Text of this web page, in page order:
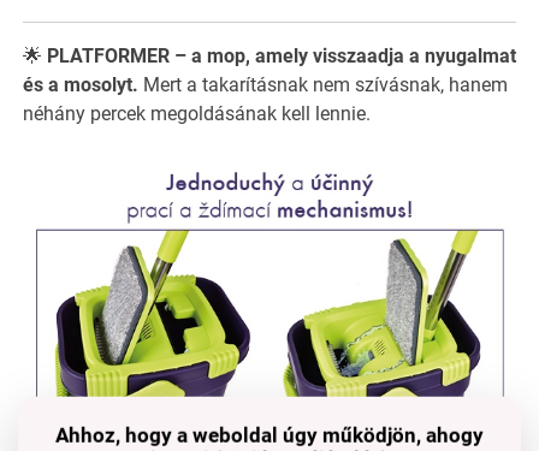
🌟 PLATFORMER – a mop, amely visszaadja a nyugalmat
és a mosolyt. Mert a takarításnak nem szívásnak, hanem
néhány percek megoldásának kell lennie.
Ahhoz, hogy a weboldal úgy működjön, ahogy